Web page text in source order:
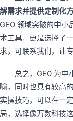
解需求并提供定制化
GEO 领域突破的中小
术工具，更是选择了
求，可联系我们，让
总之，GEO 为中
喻，同时也具有较高
实操技巧，可以在一
局，选择像万数科技